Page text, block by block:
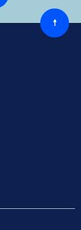
Retour
au
début